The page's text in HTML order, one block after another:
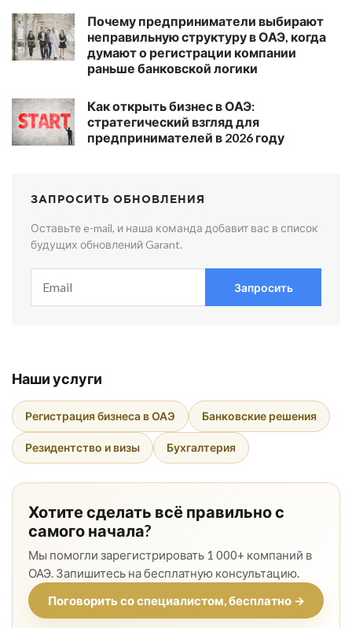
Почему предприниматели выбирают
неправильную структуру в ОАЭ, когда
думают о регистрации компании
раньше банковской логики
Как открыть бизнес в ОАЭ:
стратегический взгляд для
предпринимателей в 2026 году
ЗАПРОСИТЬ ОБНОВЛЕНИЯ
Оставьте e-mail, и наша команда добавит вас в список
будущих обновлений Garant.
Запросить
Наши услуги
Регистрация бизнеса в ОАЭ Банковские решения
Резидентство и визы Бухгалтерия
Хотите сделать всё правильно с
самого начала?
Мы помогли зарегистрировать 1 000+ компаний в
ОАЭ. Запишитесь на бесплатную консультацию.
Поговорить со специалистом, бесплатно →